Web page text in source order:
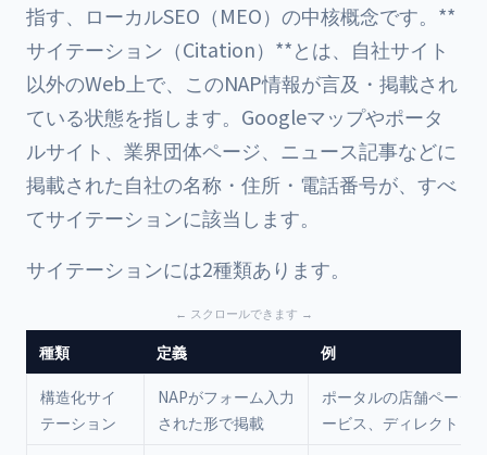
指す、ローカルSEO（MEO）の中核概念です。**
サイテーション（Citation）**とは、自社サイト
以外のWeb上で、このNAP情報が言及・掲載され
ている状態を指します。Googleマップやポータ
ルサイト、業界団体ページ、ニュース記事などに
掲載された自社の名称・住所・電話番号が、すべ
てサイテーションに該当します。
サイテーションには2種類あります。
種類 定義 例
構造化サイ
テーション
NAPがフォーム入力
された形で掲載
ポータルの店舗ページ
ービス、ディレクトリ